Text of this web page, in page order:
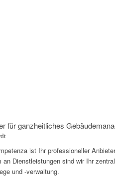
für ganzheitliches
ist Ihr professioneller
Dienstleistungen sind wir Ihr
und -verwaltung.